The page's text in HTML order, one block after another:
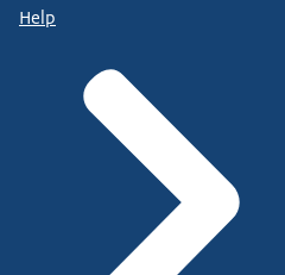
Help